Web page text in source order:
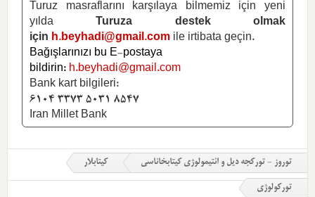
Turuz masraflarını karşılaya bilmemiz için yeni
yılda
Turuza destek olmak
için h.beyhadi@gmail.com ile irtibata geçin.
Bağışlarınızı bu E-postaya
bildirin: h.beyhadi@gmail.com
Bank kart bilgileri:
6104 3373 5031 8547
Iran Millet Bank
توروز - تورکجه دیل و ائتیمولوژی کیتابخاناسی کیتابلار
تورکولوژی